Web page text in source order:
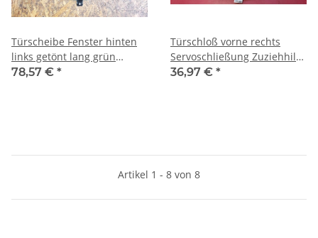
Türscheibe Fenster hinten
links getönt lang grün
Mercedes W221 2217300318
78,57 € *
Türschloß vorne rechts
Servoschließung Zuziehhilfe
Mercedes W221 2217200835
36,97 € *
Artikel 1 - 8 von 8